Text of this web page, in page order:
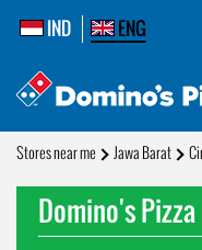
IND ENG
Stores near me Jawa Barat
Domino's Pizza